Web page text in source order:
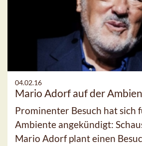
04.02.16
Mario Adorf auf der
Prominenter Besuch hat sich
Ambiente angekündigt:
Mario Adorf plant einen